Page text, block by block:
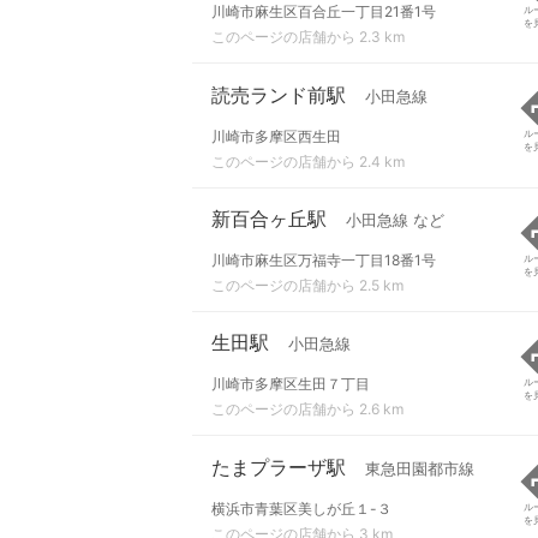
川崎市麻生区百合丘一丁目21番1号
このページの店舗から 2.3 km
ル
を
読売ランド前駅 小田急線
川崎市多摩区西生田
このページの店舗から 2.4 km
ル
を
新百合ヶ丘駅 小田急線 など
川崎市麻生区万福寺一丁目18番1号
このページの店舗から 2.5 km
ル
を
生田駅 小田急線
川崎市多摩区生田７丁目
このページの店舗から 2.6 km
ル
を
たまプラーザ駅 東急田園都市線
横浜市青葉区美しが丘１-３
このページの店舗から 3 km
ル
を